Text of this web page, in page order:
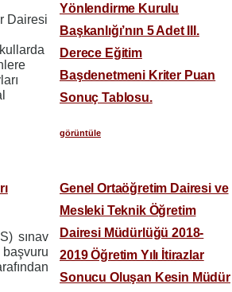
Dairesi
Yönlendirme Kurulu
Başkanlığı’nın 5 Adet III.
Derece Eğitim
Başdenetmeni Kriter Puan
Sonuç Tablosu.
görüntüle
sınav
Genel Ortaöğretim Dairesi ve
Mesleki Teknik Öğretim
Dairesi Müdürlüğü 2018-
2019 Öğretim Yılı İtirazlar
Sonucu Oluşan Kesin Müdür